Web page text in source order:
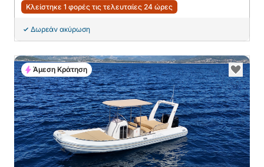
Κλείστηκε 1 φορές τις τελευταίες 24 ώρες
Δωρεάν ακύρωση
Άμεση Κράτηση